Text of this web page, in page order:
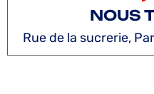
NOUS
Rue de la sucrerie,